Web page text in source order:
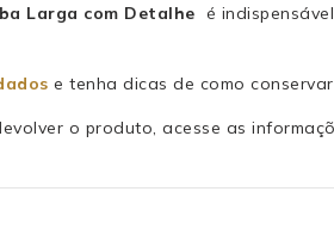
Larga com Detalhe é
e tenha dicas de como
o produto, acesse as